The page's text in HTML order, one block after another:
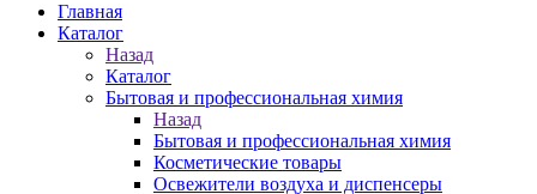
Главная
Каталог
Назад
Каталог
Бытовая и профессиональная химия
Назад
Бытовая и профессиональная химия
Косметические товары
Освежители воздуха и диспенсеры